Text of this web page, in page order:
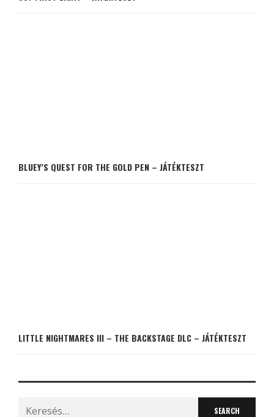
BLUEY’S QUEST FOR THE GOLD PEN – JÁTÉKTESZT
LITTLE NIGHTMARES III – THE BACKSTAGE DLC – JÁTÉKTESZT
Search